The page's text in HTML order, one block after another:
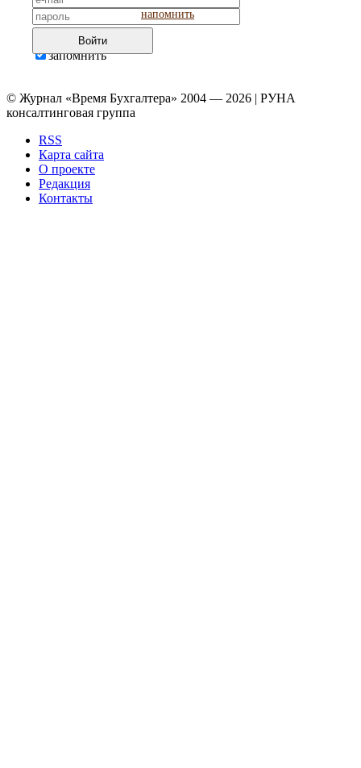
напомнить
Войти
запомнить
© Журнал «Время Бухгалтера» 2004 — 2026 | РУНА
консалтинговая группа
RSS
Карта сайта
О проекте
Редакция
Контакты